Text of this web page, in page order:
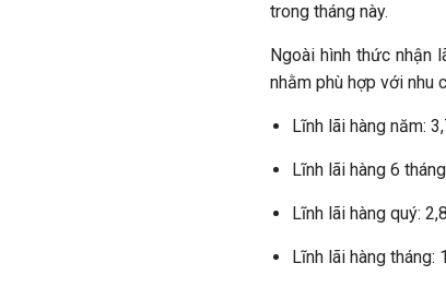
trong tháng này.
Ngoài hình thức nhận
nhằm phù hợp với nhu
Lĩnh lãi hàng năm:
Lĩnh lãi hàng 6
Lĩnh lãi hàng quý:
Lĩnh lãi hàng tháng: